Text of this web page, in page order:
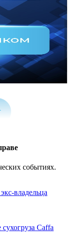
событиях.
владельца
Caffa